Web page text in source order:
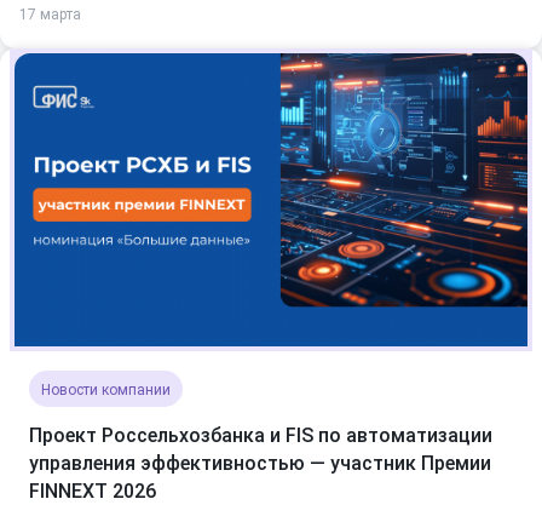
17 марта
Новости компании
Проект Россельхозбанка и FIS по автоматизации
управления эффективностью — участник Премии
FINNEXT 2026